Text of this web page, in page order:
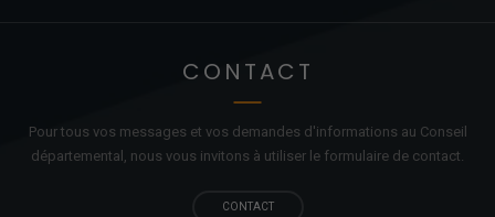
CONTACT
Pour tous vos messages et vos demandes d'informations au Conseil
départemental, nous vous invitons à utiliser le formulaire de contact.
CONTACT